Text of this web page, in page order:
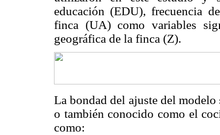
educación (EDU), frecuencia
finca (UA) como variables
geográfica de la finca (Z).
La bondad del ajuste del
o también conocido como el
como: